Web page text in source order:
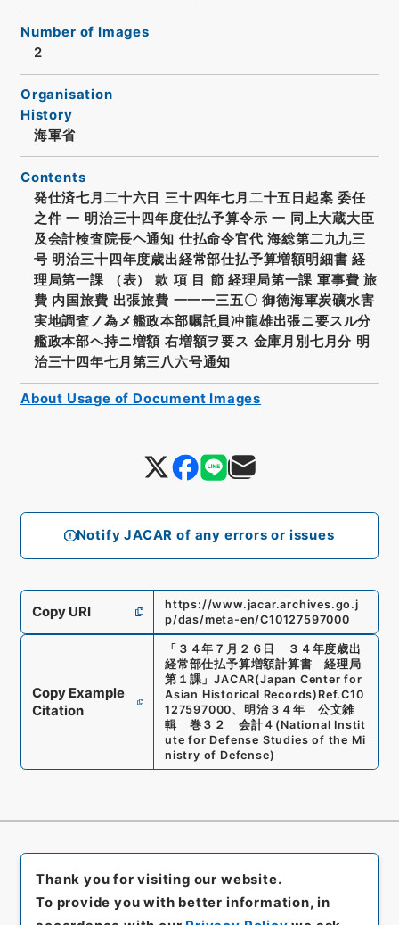
Notify JACAR of any errors or issues
Number of Images
2
Organisation
History
海軍省
Contents
発仕済七月二十六日 三十四年七月二十五日起案 委任
之件 一 明治三十四年度仕払予算令示 一 同上大蔵大臣
及会計検査院長ヘ通知 仕払命令官代 海総第二九九三
号 明治三十四年度歳出経常部仕払予算増額明細書 経
理局第一課 （表） 款 項 目 節 経理局第一課 軍事費 旅
費 内国旅費 出張旅費 一一一三五〇 御徳海軍炭礦水害
実地調査ノ為メ艦政本部嘱託員冲龍雄出張ニ要スル分
艦政本部ヘ持ニ増額 右増額ヲ要ス 金庫月別七月分 明
治三十四年七月第三八六号通知
Copy URI
https://www.jacar.archives.go.j
p/das/meta-en/C10127597000
Copy Example
Citation
「 ３４年７月２６日 ３４年度歳出
経常部仕払予算増額計算書 経理局
第１課 」JACAR(Japan Center for
Asian Historical Records) Ref.C10
127597000、 明治３４年 公文雑
輯 巻３２ 会計４ (National Instit
ute for Defense Studies of the Mi
nistry of Defense)
About Usage of Document Images
Thank you for visiting our website.
To provide you with better information, in